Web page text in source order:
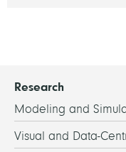
Research
Modeling and
Visual and Data-